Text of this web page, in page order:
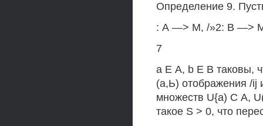
Определение 9.
: А —> М, /»2: В —> М
7
а Е A, b Е В таковы,
(а,Ь) отображения /ij
множеств U{a) С A,
такое S > 0, что